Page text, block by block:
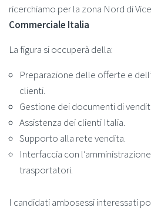
ricerchiamo per la zona Nord di
Commerciale Italia
La figura si occuperà della:
Preparazione delle offerte e
clienti.
Gestione dei documenti di
Assistenza dei clienti Italia.
Supporto alla rete vendita.
Interfaccia con
trasportatori.
I candidati ambosessi interessati